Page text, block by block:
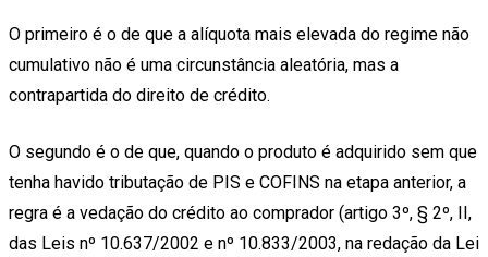
O primeiro é o de que a alíquota mais elevada do regime não
cumulativo não é uma circunstância aleatória, mas a
contrapartida do direito de crédito.
O segundo é o de que, quando o produto é adquirido sem que
tenha havido tributação de PIS e COFINS na etapa anterior, a
regra é a vedação do crédito ao comprador (artigo 3º, § 2º, II,
das Leis nº 10.637/2002 e nº 10.833/2003, na redação da Lei